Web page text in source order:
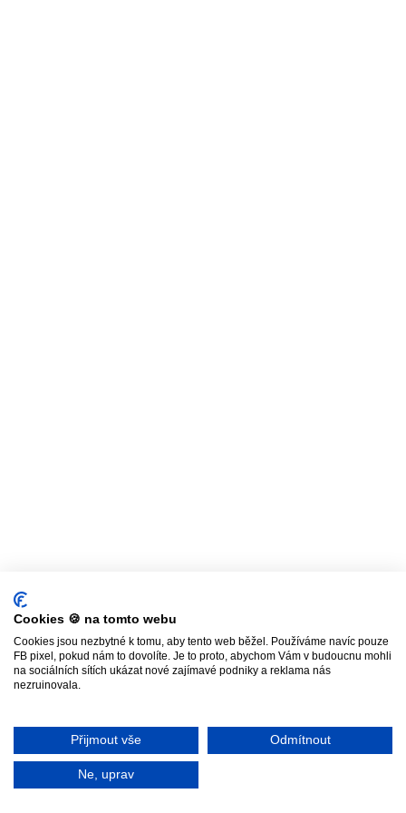
Cookies 🍪 na tomto webu
Cookies jsou nezbytné k tomu, aby tento web běžel. Používáme navíc pouze
FB pixel, pokud nám to dovolíte. Je to proto, abychom Vám v budoucnu mohli
na sociálních sítích ukázat nové zajímavé podniky a reklama nás
nezruinovala.
Přijmout vše Odmítnout
Ne, uprav